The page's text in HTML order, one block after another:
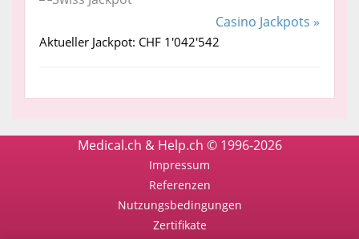
Casino Jackpots »
Aktueller Jackpot: CHF 1'042'542
Medical.ch & Help.ch © 1996-2026
Impressum
Referenzen
Nutzungsbedingungen
Zertifikate